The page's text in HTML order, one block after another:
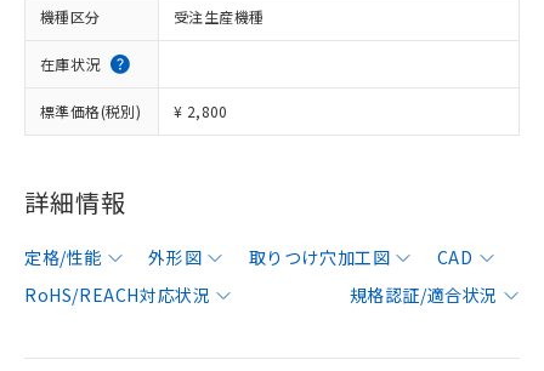
機種区分 受注生産機種
在庫状況
標準価格(税別) ¥ 2,800
詳細情報
定格/性能 外形図 取りつけ穴加工図
CAD
RoHS/REACH対応状況
規格認証/適合状況